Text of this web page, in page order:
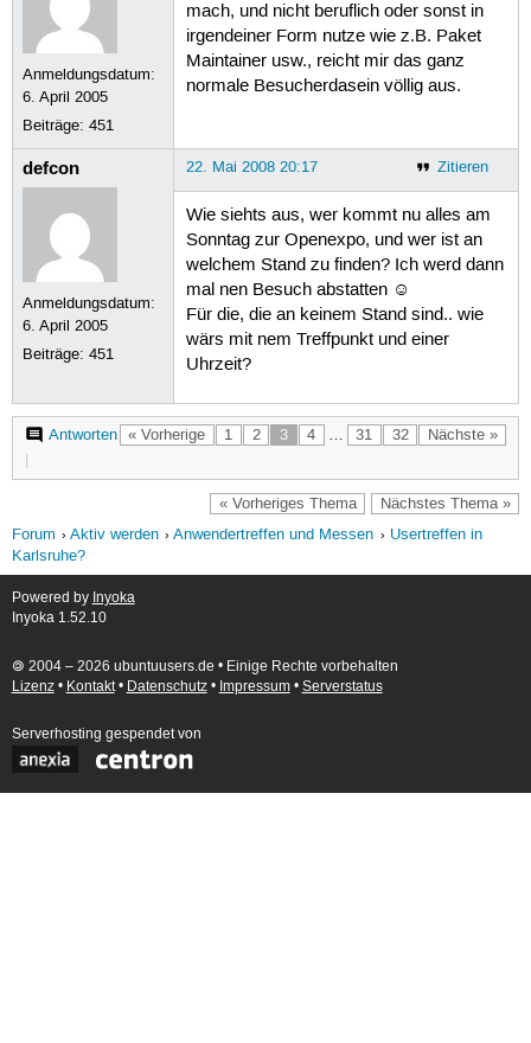
Anmeldungsdatum:
6. April 2005
Beiträge:451
mach, und nicht beruflich oder sonst in
irgendeiner Form nutze wie z.B. Paket
Maintainer usw., reicht mir das ganz
normale Besucherdasein völlig aus.
defcon
Anmeldungsdatum:
6. April 2005
Beiträge:451
Zitieren
22. Mai 2008 20:17
Wie siehts aus, wer kommt nu alles am
Sonntag zur Openexpo, und wer ist an
welchem Stand zu finden? Ich werd dann
mal nen Besuch abstatten ☺
Für die, die an keinem Stand sind.. wie
wärs mit nem Treffpunkt und einer
Uhrzeit?
« Vorherige 1 2 3 4 … 31 32 Nächste »
Antworten
|
« Vorheriges Thema Nächstes Thema »
Forum Aktiv werden Anwendertreffen und Messen
Usertreffen in
Karlsruhe?
Powered by Inyoka
Inyoka 1.52.10
🄯 2004 – 2026 ubuntuusers.de • Einige Rechte vorbehalten
Lizenz• Kontakt• Datenschutz• Impressum• Serverstatus
Serverhosting gespendet von